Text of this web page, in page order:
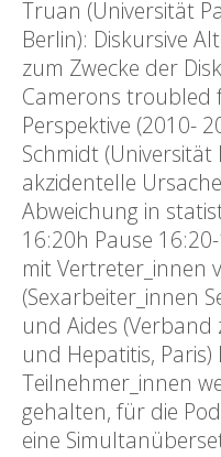
Truan (Universität
Berlin): Diskursive
zum Zwecke der
Camerons troubled
Perspektive (2010-
Schmidt
akzidentelle
Abweichung in
16:20h Pause
mit Vertreter_innen
(Sexarbeiter_innen
und Aides (Verband
und Hepatitis, Paris)
Teilnehmer_innen
gehalten, für die
eine